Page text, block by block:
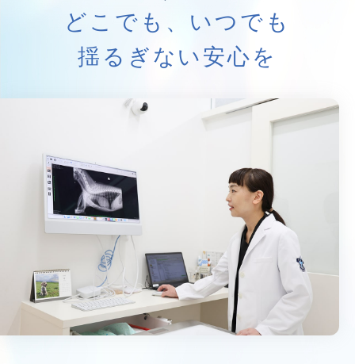
どこでも、いつでも
揺るぎない安心を